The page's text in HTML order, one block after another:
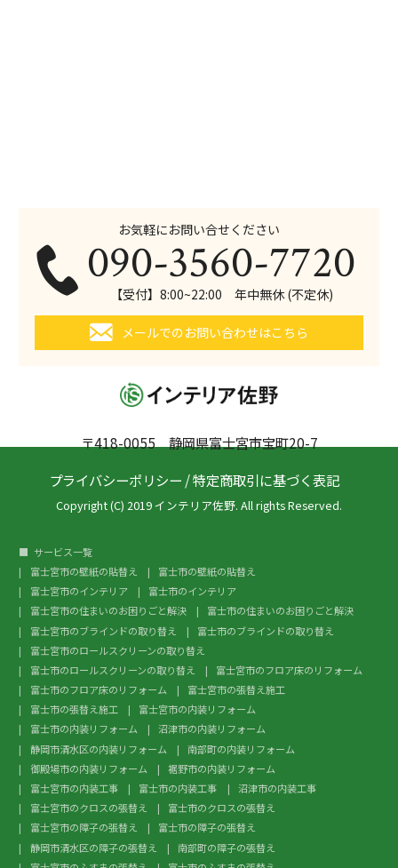
〒418-0055 静岡県富士宮市宝町20-7
お気軽にお問い合せください
090-3560-7720
【受付】8:00~22:00 年中無休 (不定休)
メールでのお問い合わせはこちら
プライバシーポリシー /特定商取引に基づく表記
Copyright (C) 2019 インテリア佐野. All rights Reserved.
サービス一覧
富士宮市の壁紙の貼替え
富士市の壁紙の貼替え
富士宮市のインテリア
富士市のインテリア
富士宮市の住まいのお困りごと解決
富士市の住まいのお困りごと解決
富士宮市のブラインドの取り替え
富士市のブラインドの取り替え
富士宮市のロールスクリーンの取り替え
富士市のロールスクリーンの取り替え
富士宮市のフロア床のリフォーム
富士市のフロア床のリフォーム
富士宮市の張替え施工
富士市の張替え施工
富士宮市の内装リフォーム
富士市の内装リフォーム
沼津市の内装リフォーム
静岡市清水区の内装リフォーム
南部町の内装リフォーム
御殿場市の内装リフォーム
裾野市の内装リフォーム
富士宮市の内装工事
富士市の内装工事
沼津市の内装工事
富士宮市のクロスの張替え
富士市のクロスの張替え
富士宮市の障子の張替え
富士市の障子の張替え
静岡市清水区の障子の張替え
南部町の障子の張替え